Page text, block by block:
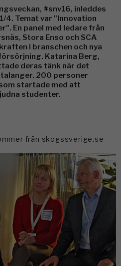
#snv16, inleddes
4. Temat var "Innovation
En panel med ledare från
Stora Enso och SCA
i branschen och nya
Katarina Berg,
deras tänk när det
200 personer
startade med att
studenter.
från skogssverige.se